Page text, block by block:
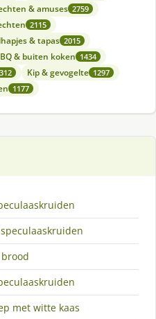
& amuses 2759
2115
& tapas 2015
& buiten koken 1434
Kip & gevogelte 1297
1177
met witte kaas